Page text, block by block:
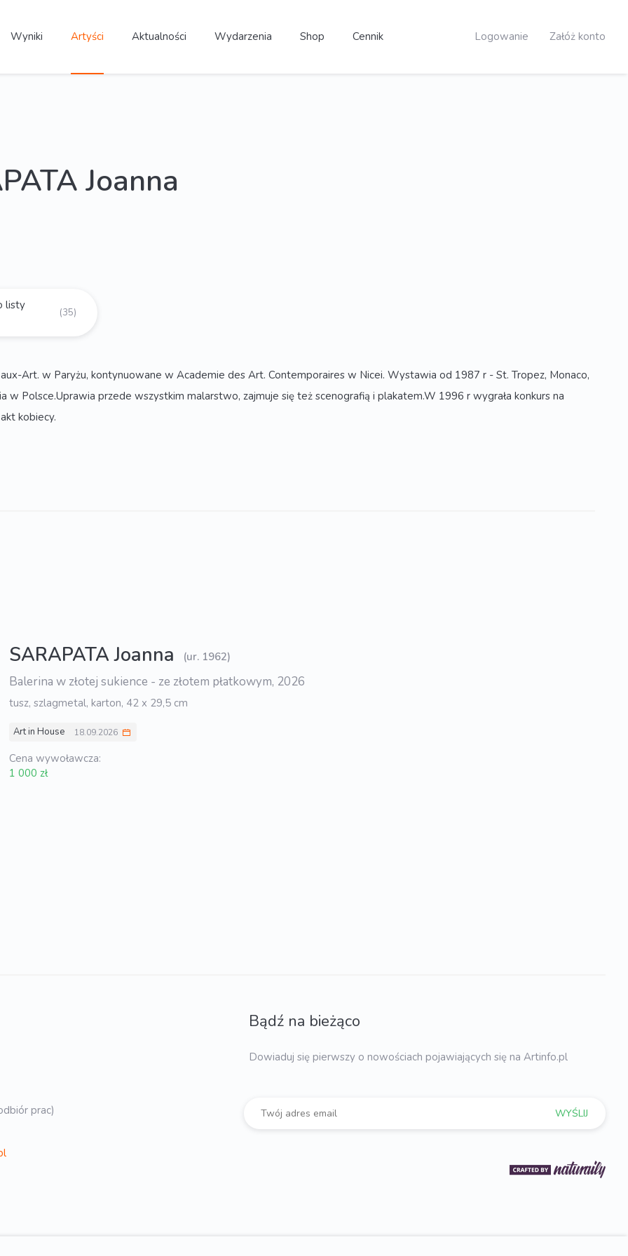
Wyniki Artyści Aktualności Wydarzenia Shop Cennik Logowanie Załóż konto
Joanna
listy
(35)
Art. w Paryżu, kontynuowane w Academie des Art. Contemporaires w Nicei. Wystawia od 1987 r - St. Tropez, Monaco,
w Polsce.Uprawia przede wszystkim malarstwo, zajmuje się też scenografią i plakatem.W 1996 r wygrała konkurs na
kobiecy.
SARAPATA Joanna (ur. 1962)
Balerina w złotej sukience - ze złotem płatkowym, 2026
tusz, szlagmetal, karton, 42 x 29,5 cm
Art in House 18.09.2026
Cena wywoławcza:
1 000 zł
prac)
Bądź na bieżąco
Dowiaduj się pierwszy o nowościach pojawiających się na Artinfo.pl
WYŚLIJ